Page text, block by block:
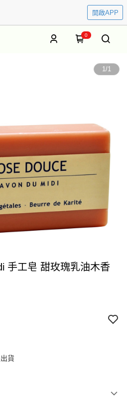
開啟APP
0
1/1
手工皂 甜玫瑰乳油木香
貨